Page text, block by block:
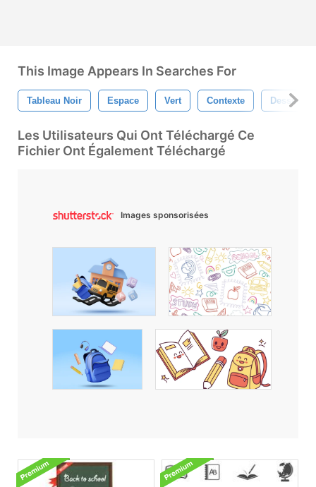
This Image Appears In Searches For
Tableau Noir Espace Vert Contexte Dessin
Les Utilisateurs Qui Ont Téléchargé Ce
Fichier Ont Également Téléchargé
Images sponsorisées